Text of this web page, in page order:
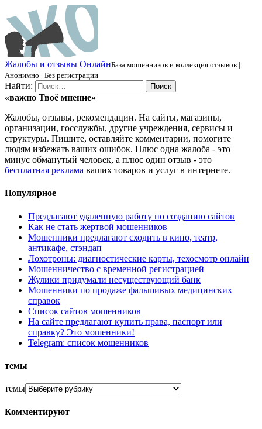
Жалобы и отзывы ОнлайнБаза мошенников и коллекция отзывов |
Анонимно | Без регистрации
Найти:
«важно Твоё мнение»
Жалобы, отзывы, рекомендации. На сайты, магазины,
организации, госслужбы, другие учреждения, сервисы и
структуры. Пишите, оставляйте комментарии, помогите
людям избежать ваших ошибок. Плюс одна жалоба - это
минус обманутый человек, а плюс один отзыв - это
бесплатная реклама ваших товаров и услуг в интернете.
Популярное
Предлагают удаленную работу по созданию сайтов
Как не стать жертвой мошенников
Мошенники предлагают сходить в кино, театр,
антикафе, стэндап
Лохотроны: диагностические карты, техосмотр онлайн
Мошенничество с временной регистрацией
Жулики придумали несуществующий банк
Мошенники по продаже фальшивых медицинских
справок
Список сайтов мошенников
На сайте предлагают купить права, паспорт или
справку? Это мошенники!
Telegram: список мошенников
темы
темы
Комментируют